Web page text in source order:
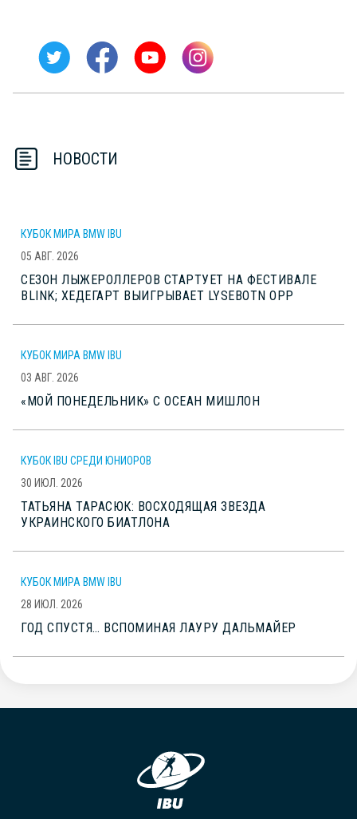
НОВОСТИ
КУБОК МИРА BMW IBU
05 АВГ. 2026
СЕЗОН ЛЫЖЕРОЛЛЕРОВ СТАРТУЕТ НА ФЕСТИВАЛЕ
BLINK; ХЕДЕГАРТ ВЫИГРЫВАЕТ LYSEBOTN OPP
КУБОК МИРА BMW IBU
03 АВГ. 2026
«МОЙ ПОНЕДЕЛЬНИК» С ОСЕАН МИШЛОН
КУБОК IBU СРЕДИ ЮНИОРОВ
30 ИЮЛ. 2026
ТАТЬЯНА ТАРАСЮК: ВОСХОДЯЩАЯ ЗВЕЗДА
УКРАИНСКОГО БИАТЛОНА
КУБОК МИРА BMW IBU
28 ИЮЛ. 2026
ГОД СПУСТЯ… ВСПОМИНАЯ ЛАУРУ ДАЛЬМАЙЕР